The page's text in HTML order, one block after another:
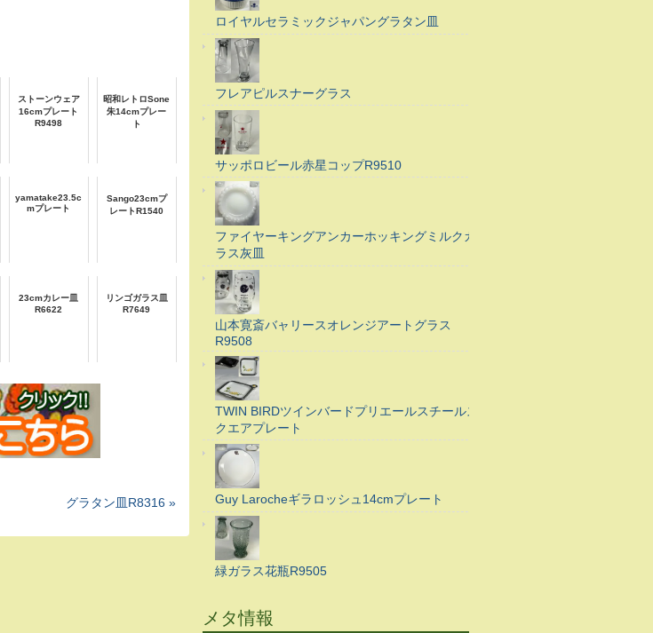
ストーンウェア
16cmプレート
R9498
昭和レトロSone
朱14cmプレー
ト
yamatake23.5c
mプレート
Sango23cmプ
レートR1540
23cmカレー皿
R6622
リンゴガラス皿
R7649
グラタン皿R8316 »
ロイヤルセラミックジャパングラタン皿
フレアピルスナーグラス
サッポロビール赤星コップR9510
ファイヤーキングアンカーホッキングミルクガ
ラス灰皿
山本寛斎バャリースオレンジアートグラス
R9508
TWIN BIRDツインバードプリエールスチールス
クエアプレート
Guy Larocheギラロッシュ14cmプレート
緑ガラス花瓶R9505
メタ情報